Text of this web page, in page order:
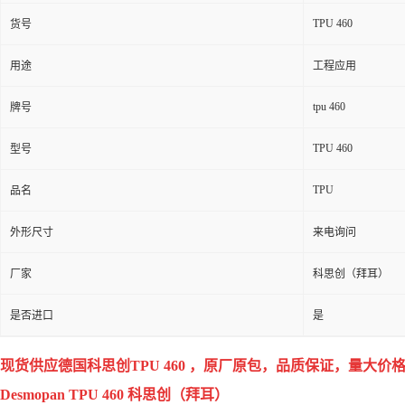
货号 TPU 460
用途 工程应用
牌号 tpu 460
型号 TPU 460
品名 TPU
外形尺寸 来电询问
厂家 科思创（拜耳）
是否进口 是
现货供应德国科思创TPU 460 ， 原厂原包，品质保证，量大价
Desmopan TPU 460 科思创（拜耳）